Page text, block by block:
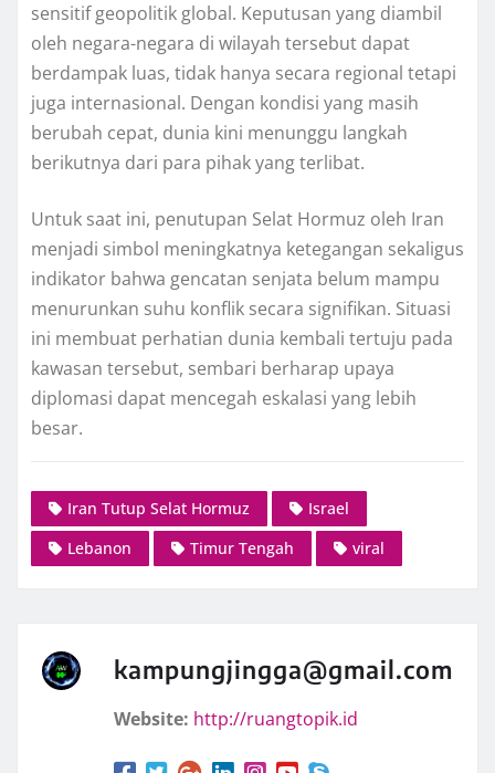
sensitif geopolitik global. Keputusan yang diambil
oleh negara-negara di wilayah tersebut dapat
berdampak luas, tidak hanya secara regional tetapi
juga internasional. Dengan kondisi yang masih
berubah cepat, dunia kini menunggu langkah
berikutnya dari para pihak yang terlibat.
Untuk saat ini, penutupan Selat Hormuz oleh Iran
menjadi simbol meningkatnya ketegangan sekaligus
indikator bahwa gencatan senjata belum mampu
menurunkan suhu konflik secara signifikan. Situasi
ini membuat perhatian dunia kembali tertuju pada
kawasan tersebut, sembari berharap upaya
diplomasi dapat mencegah eskalasi yang lebih
besar.
Iran Tutup Selat Hormuz
Israel
Lebanon
Timur Tengah viral
kampungjingga@gmail.com
Website: http://ruangtopik.id